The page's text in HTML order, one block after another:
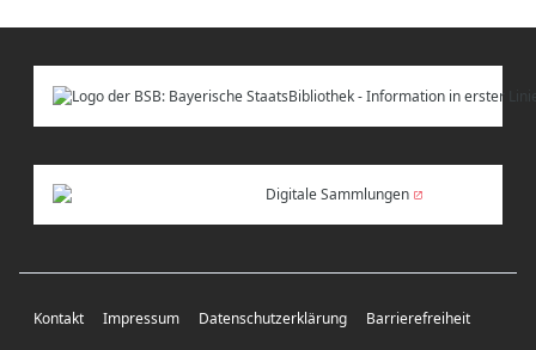
Digitale Sammlungen
Kontakt Impressum Datenschutzerklärung Barrierefreiheit